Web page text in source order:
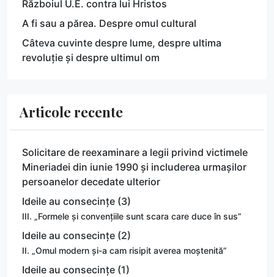
Războiul U.E. contra lui Hristos
A fi sau a părea. Despre omul cultural
Câteva cuvinte despre lume, despre ultima
revoluție și despre ultimul om
Articole recente
Solicitare de reexaminare a legii privind victimele
Mineriadei din iunie 1990 și includerea urmașilor
persoanelor decedate ulterior
Ideile au consecințe (3)
III. „Formele și convențiile sunt scara care duce în sus”
Ideile au consecințe (2)
II. „Omul modern și-a cam risipit averea moștenită”
Ideile au consecințe (1)